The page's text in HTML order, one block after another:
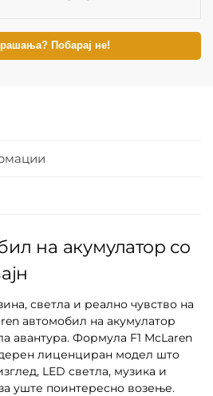
Побарај не!
на акумулатор со
светла и реално чувство на
автомобил на акумулатор
авантура. Формула F1 McLaren
лиценциран модел што
LED светла, музика и
уште поинтересно возење.